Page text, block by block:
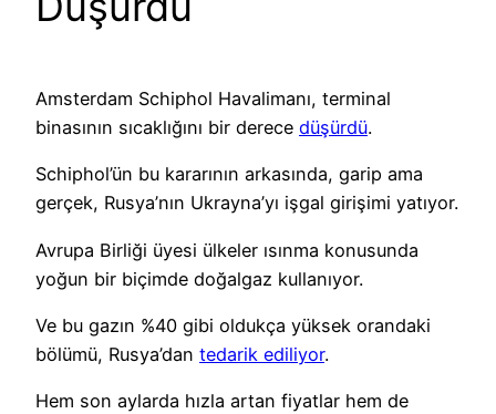
Amsterdam Schiphol Havalimanı, terminal
binasının sıcaklığını bir derece düşürdü.
Schiphol’ün bu kararının arkasında, garip ama
gerçek, Rusya’nın Ukrayna’yı işgal girişimi yatıyor.
Avrupa Birliği üyesi ülkeler ısınma konusunda
yoğun bir biçimde doğalgaz kullanıyor.
Ve bu gazın %40 gibi oldukça yüksek orandaki
bölümü, Rusya’dan tedarik ediliyor.
Hem son aylarda hızla artan fiyatlar hem de